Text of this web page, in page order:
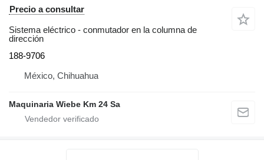
Precio a consultar
Sistema eléctrico - conmutador en la columna de
dirección
188-9706
México, Chihuahua
Maquinaria Wiebe Km 24 Sa